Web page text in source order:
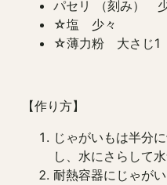
パセリ （刻み）
☆塩 少々
☆薄力粉 大さじ1
【作り方】
じゃがいもは半分
し、水にさらして
耐熱容器にじゃが